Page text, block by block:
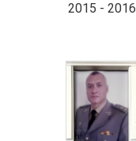
2015 - 2016